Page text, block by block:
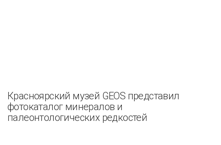
Красноярский музей GEOS представил
фотокаталог минералов и
палеонтологических редкостей